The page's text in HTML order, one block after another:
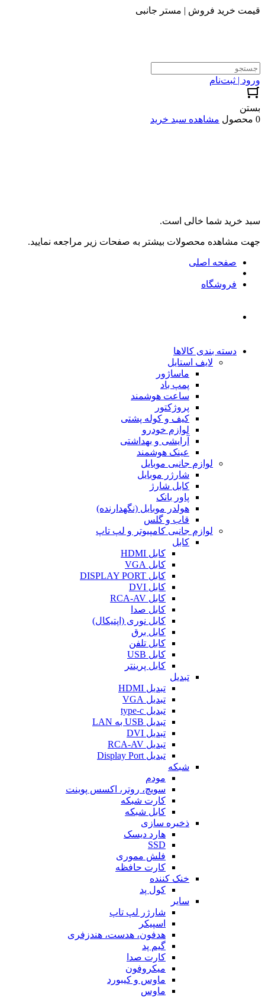
قیمت خرید فروش | مستر جانبی
ورود | ثبت‌نام
بستن
0 محصول
مشاهده سبد خرید
سبد خرید شما خالی است.
جهت مشاهده محصولات بیشتر به صفحات زیر مراجعه نمایید.
صفحه اصلی
فروشگاه
دسته بندی کالاها
لایف استایل
ماساژور
پمپ باد
ساعت هوشمند
پروژکتور
کیف و کوله پشتی
لوازم خودرو
آرایشی و بهداشتی
عینک هوشمند
لوازم جانبی موبایل
شارژر موبایل
کابل شارژ
پاور بانک
هولدر موبایل (نگهدارنده)
قاب و گلس
لوازم جانبی کامپیوتر و لپ تاپ
کابل
کابل HDMI
کابل VGA
کابل DISPLAY PORT
کابل DVI
کابل RCA-AV
کابل صدا
کابل نوری (اپتیکال)
کابل برق
کابل تلفن
کابل USB
کابل پرینتر
تبدیل
تبدیل HDMI
تبدیل VGA
تبدیل type-c
تبدیل USB به LAN
تبدیل DVI
تبدیل RCA-AV
تبدیل Display Port
شبکه
مودم
سویچ، روتر، اکسس پوینت
کارت شبکه
کابل شبکه
ذخیره سازی
هارد دیسک
SSD
فلش مموری
کارت حافظه
خنک کننده
کول پد
سایر
شارژر لپ تاپ
اسپیکر
هدفون، هدست، هندزفری
گیم پد
کارت صدا
میکروفون
ماوس و کیبورد
ماوس